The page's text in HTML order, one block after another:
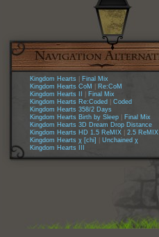
Kingdom Hearts
Final Mix
Kingdom Hearts CoM
Re:CoM
Kingdom Hearts II
Final Mix
Kingdom Hearts Re:Coded
Coded
Kingdom Hearts 358/2 Days
Kingdom Hearts Birth by Sleep
Final Mix
Kingdom Hearts 3D Dream Drop Distance
Kingdom Hearts HD 1.5 ReMIX
2.5 ReMIX
Kingdom Hearts χ [chi]
Unchained χ
Kingdom Hearts III